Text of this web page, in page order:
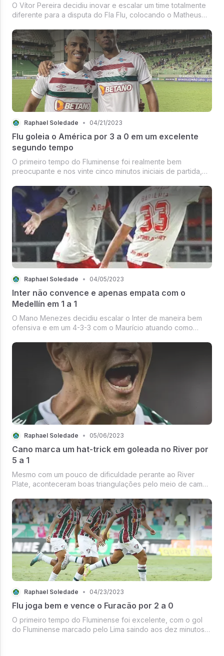
O Vítor Pereira decidiu inovar e escalar um time totalmente
diferente para a disputa do Fla Flu, colocando o Matheus
primeiro tempo que fez o Fluminense ficou muito óbvio
como essa foi a p...
Raphael Soledade • 04/21/2023
Flu goleia o América por 3 a 0 em um excelente
segundo tempo
O primeiro tempo do Fluminense foi realmente bem
preocupante e nos vinte cinco minutos iniciais de partida,
do América com uma única exceção: a grande chance
criada pelo John Kennedy pa...
Raphael Soledade • 04/05/2023
Inter não convence e apenas empata com o
Medellín em 1 a 1
O Mano Menezes decidiu escalar o Inter de maneira bem
ofensiva e em um 4-3-3 com o Maurício atuando como
O Alan Patrick fez um ótimo jogo do Alan Patrick como
sendo o meia cerebral da eq...
Raphael Soledade • 05/06/2023
Cano marca um hat-trick em goleada no River por
5 a 1
Mesmo com um pouco de dificuldade perante ao River
Plate, aconteceram boas triangulações pelo meio de campo
estava bem equilibrado, mas, o time argentino começou a
exibir uma certa superio...
Raphael Soledade • 04/23/2023
Flu joga bem e vence o Furacão por 2 a 0
O primeiro tempo do Fluminense foi excelente, com o gol
do Fluminense marcado pelo Lima saindo aos dez minutos